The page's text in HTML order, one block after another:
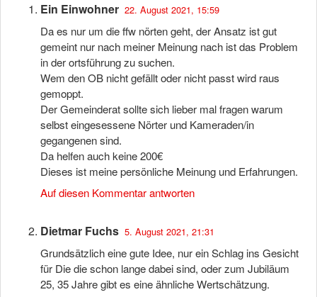
Ein Einwohner 22. August 2021, 15:59
Da es nur um die ffw nörten geht, der Ansatz ist gut
gemeint nur nach meiner Meinung nach ist das Problem
in der ortsführung zu suchen.
Wem den OB nicht gefällt oder nicht passt wird raus
gemoppt.
Der Gemeinderat sollte sich lieber mal fragen warum
selbst eingesessene Nörter und Kameraden/in
gegangenen sind.
Da helfen auch keine 200€
Dieses ist meine persönliche Meinung und Erfahrungen.
Auf diesen Kommentar antworten
Dietmar Fuchs 5. August 2021, 21:31
Grundsätzlich eine gute Idee, nur ein Schlag ins Gesicht
für Die die schon lange dabei sind, oder zum Jubiläum
25, 35 Jahre gibt es eine ähnliche Wertschätzung.